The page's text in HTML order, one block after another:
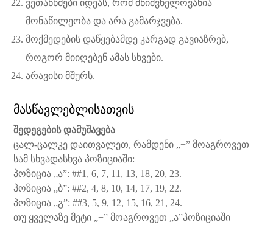
ვეთანხმები იდეას, რომ მნიშვნელოვანია
მონაწილეობა და არა გამარჯვება.
მოქმედების დაწყებამდე კარგად გავიაზრებ,
როგორ მიიღებენ ამას სხვები.
არავისი მშურს.
მასწავლებლისათვის
შედეგების დამუშავება
ცალ-ცალკე დაითვალეთ, რამდენი „+” მოაგროვეთ
სამ სხვადასხვა პოზიციაში:
პოზიცია „ა”: ##1, 6, 7, 11, 13, 18, 20, 23.
პოზიცია „ბ”: ##2, 4, 8, 10, 14, 17, 19, 22.
პოზიცია „გ”: ##3, 5, 9, 12, 15, 16, 21, 24.
თუ ყველაზე მეტი „+” მოაგროვეთ „ა”პოზიციაში